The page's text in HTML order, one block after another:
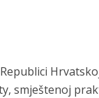
smještenoj